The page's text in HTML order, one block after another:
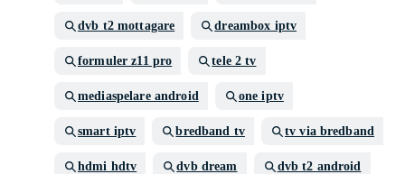
dvb t2 mottagare dreambox iptv
formuler z11 pro tele 2 tv
mediaspelare android one iptv
smart iptv bredband tv tv via bredband
hdmi hdtv dvb dream dvb t2 android